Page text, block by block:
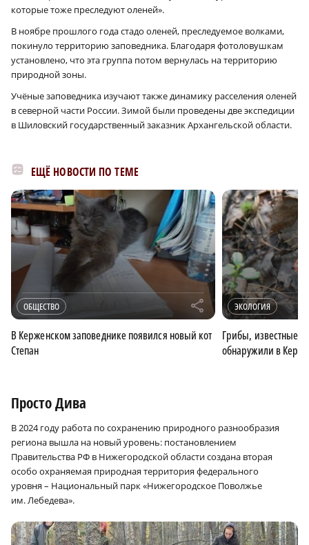
которые тоже преследуют оленей».
В ноябре прошлого года стадо оленей, преследуемое волками,
покинуло территорию заповедника. Благодаря фотоловушкам
установлено, что эта группа потом вернулась на территорию
природной зоны.
Учёные заповедника изучают также динамику расселения оленей
в северной части России. Зимой были проведены две экспедиции
в Шиловский государственный заказник Архангельской области.
ЕЩЁ НОВОСТИ ПО ТЕМЕ
ОБЩЕСТВО r
В Керженском заповеднике появился новый кот
Степан
ЭКОЛОГИЯ
Грибы, известные
обнаружили в
Просто Дива
В 2024 году работа по сохранению природного разнообразия
региона вышла на новый уровень: постановлением
Правительства РФ в Нижегородской области создана вторая
особо охраняемая природная территория федерального
уровня – Национальный парк «Нижегородское Поволжье
им. Лебедева».